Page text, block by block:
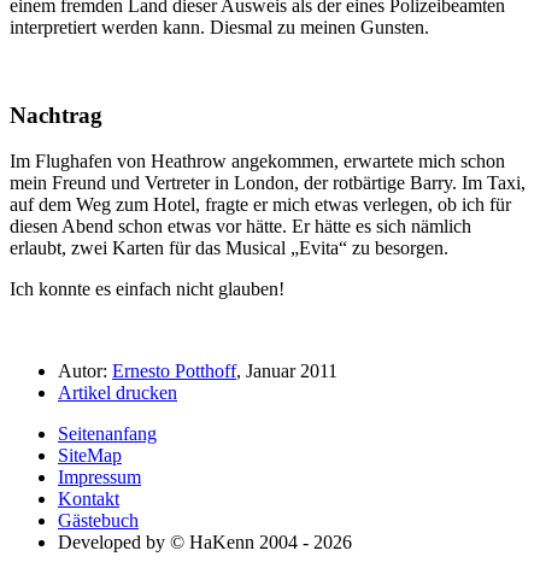
einem fremden Land dieser Ausweis als der eines Polizeibeamten
interpretiert werden kann. Diesmal zu meinen Gunsten.
Nachtrag
Im Flughafen von Heathrow angekommen, erwartete mich schon
mein Freund und Vertreter in London, der rotbärtige Barry. Im Taxi,
auf dem Weg zum Hotel, fragte er mich etwas verlegen, ob ich für
diesen Abend schon etwas vor hätte. Er hätte es sich nämlich
erlaubt, zwei Karten für das Musical
Evita
zu besorgen.
Ich konnte es einfach nicht glauben!
Autor: Ernesto Potthoff, Januar 2011
Artikel drucken
Seitenanfang
SiteMap
Impressum
Kontakt
Gästebuch
Developed by © HaKenn 2004 - 2026